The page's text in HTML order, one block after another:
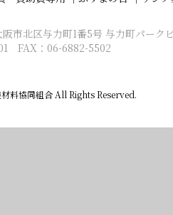
市北区与力町1番5号 与力町パーク
FAX：06-6882-5502
料協同組合 All Rights Reserved.